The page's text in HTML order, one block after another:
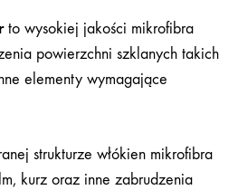
to wysokiej jakości mikrofibra
powierzchni szklanych takich
elementy wymagające
strukturze włókien mikrofibra
kurz oraz inne zabrudzenia